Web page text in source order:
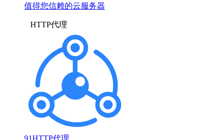
值得您信赖的云服务器
HTTP代理
91HTTP代理